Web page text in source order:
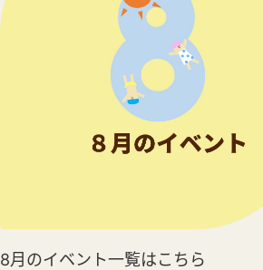
8月のイベント一覧はこちら